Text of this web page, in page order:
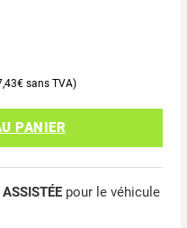
€
PANIER
pour le véhicule